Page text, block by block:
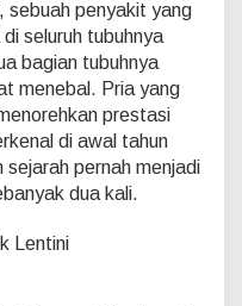
sebuah penyakit yang
seluruh tubuhnya
bagian tubuhnya
menebal. Pria yang
prestasi
di awal tahun
pernah menjadi
dua kali.
Lentini